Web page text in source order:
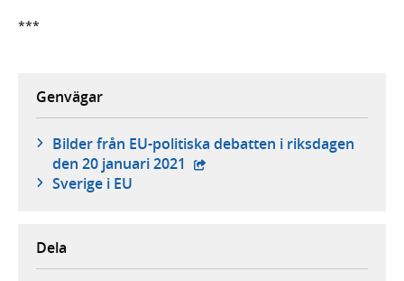
***
Genvägar
Bilder från EU-politiska debatten i riksdagen
den 20 januari 2021 - extern webbplats,
Sverige i EU
Dela